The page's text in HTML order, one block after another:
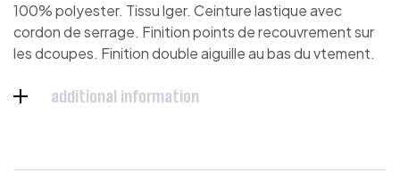
100% polyester. Tissu lger. Ceinture lastique avec
cordon de serrage. Finition points de recouvrement sur
les dcoupes. Finition double aiguille au bas du vtement.
additional information